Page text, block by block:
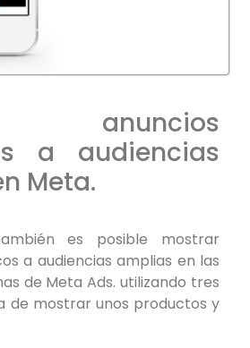
anuncios
a audiencias
Meta.
es posible mostrar
a audiencias amplias en las
de Meta Ads. utilizando tres
de mostrar unos productos y